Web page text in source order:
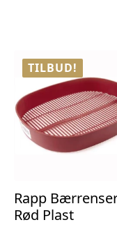
TILBUD!
Rapp
Rød Plast